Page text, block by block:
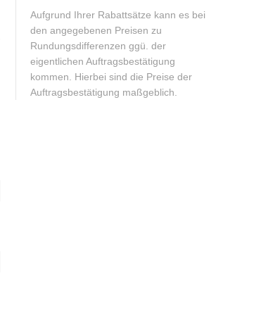
Aufgrund Ihrer Rabattsätze kann es bei
den angegebenen Preisen zu
Rundungsdifferenzen ggü. der
eigentlichen Auftragsbestätigung
kommen. Hierbei sind die Preise der
Auftragsbestätigung maßgeblich.